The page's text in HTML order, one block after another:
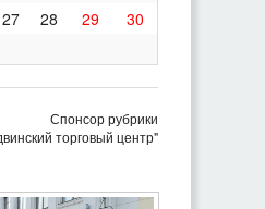
27 28 29
30
Спонсор рубрики
торговый центр"